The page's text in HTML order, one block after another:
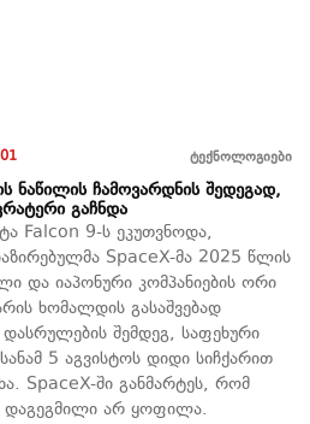
ტექნოლოგიები
ნაწილის ჩამოვარდნის შედეგად,
გაჩნდა
Falcon 9-ს ეკუთვნოდა,
SpaceX-მა 2025 წლის
და იაპონური კომპანიების ორი
ხომალდის გასაშვებად
დასრულების შემდეგ, საფეხური
5 აგვისტოს დიდი სიჩქარით
SpaceX-ში განმარტეს, რომ
დაგეგმილი არ ყოფილა.